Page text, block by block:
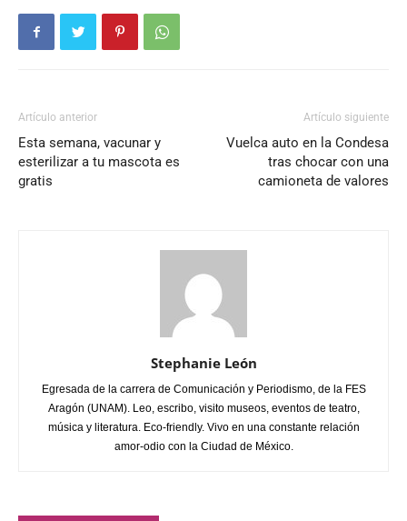
Artículo anterior
Esta semana, vacunar y
esterilizar a tu mascota es
gratis
Artículo siguiente
Vuelca auto en la Condesa
tras chocar con una
camioneta de valores
Stephanie León
Egresada de la carrera de Comunicación y Periodismo, de la FES
Aragón (UNAM). Leo, escribo, visito museos, eventos de teatro,
música y literatura. Eco-friendly. Vivo en una constante relación
amor-odio con la Ciudad de México.